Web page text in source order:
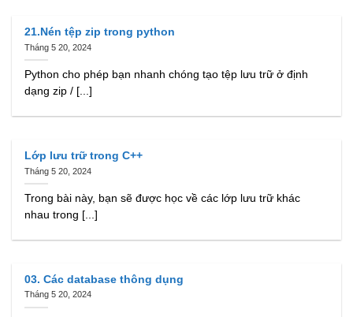
21.Nén tệp zip trong python
Tháng 5 20, 2024
Python cho phép bạn nhanh chóng tạo tệp lưu trữ ở định
dạng zip / [...]
Lớp lưu trữ trong C++
Tháng 5 20, 2024
Trong bài này, bạn sẽ được học về các lớp lưu trữ khác
nhau trong [...]
03. Các database thông dụng
Tháng 5 20, 2024